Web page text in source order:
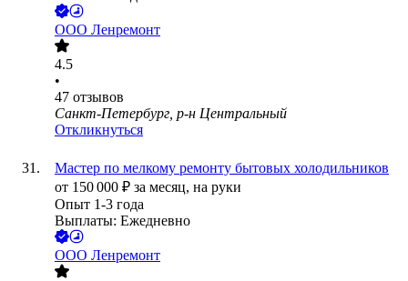
ООО Ленремонт
4.5
•
47 отзывов
Санкт-Петербург, р-н Центральный
Откликнуться
Мастер по мелкому ремонту бытовых холодильников
от 150 000 ₽ за месяц, на руки
Опыт 1-3 года
Выплаты: Ежедневно
ООО Ленремонт